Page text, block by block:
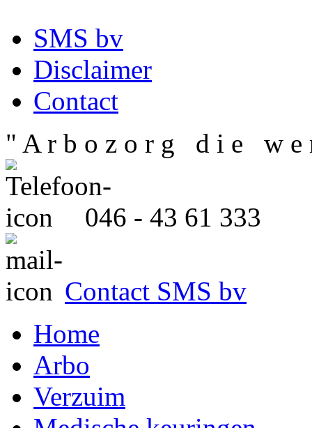
SMS bv
Disclaimer
Contact
" A r b o z o r g d i e w e
046 - 43 61 333
Contact SMS bv
Home
Arbo
Verzuim